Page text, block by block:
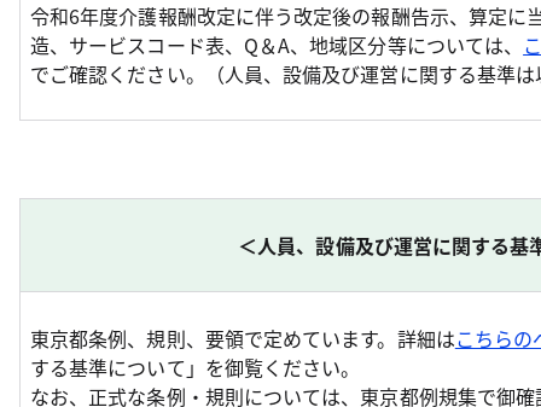
令和6年度介護報酬改定に伴う改定後の報酬告示、算定に
造、サービスコード表、Q＆A、地域区分等については、
でご確認ください。（人員、設備及び運営に関する基準
＜人員、設備及び運営に関する基
東京都条例、規則、要領で定めています。詳細はこちらの
する基準について」を御覧ください。
なお、正式な条例・規則については、東京都例規集で御